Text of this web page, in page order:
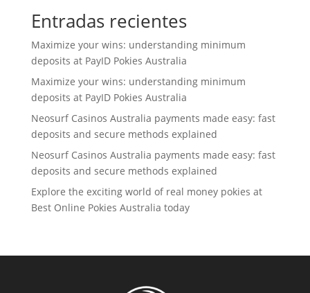
Entradas recientes
Maximize your wins: understanding minimum
deposits at PayID Pokies Australia
Maximize your wins: understanding minimum
deposits at PayID Pokies Australia
Neosurf Casinos Australia payments made easy: fast
deposits and secure methods explained
Neosurf Casinos Australia payments made easy: fast
deposits and secure methods explained
Explore the exciting world of real money pokies at
Best Online Pokies Australia today